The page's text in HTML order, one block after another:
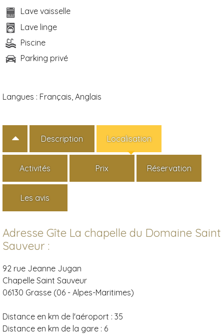
Lave vaisselle
Lave linge
Piscine
Parking privé
Langues : Français, Anglais
Description Localisation
Activités Prix Réservation
Les avis
Adresse Gîte La chapelle du Domaine Saint
Sauveur :
92 rue Jeanne Jugan
Chapelle Saint Sauveur
06130 Grasse (06 - Alpes-Maritimes)
Distance en km de l'aéroport : 35
Distance en km de la gare : 6